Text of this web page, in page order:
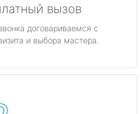
вызов
договариваемся с
и выбора мастера.